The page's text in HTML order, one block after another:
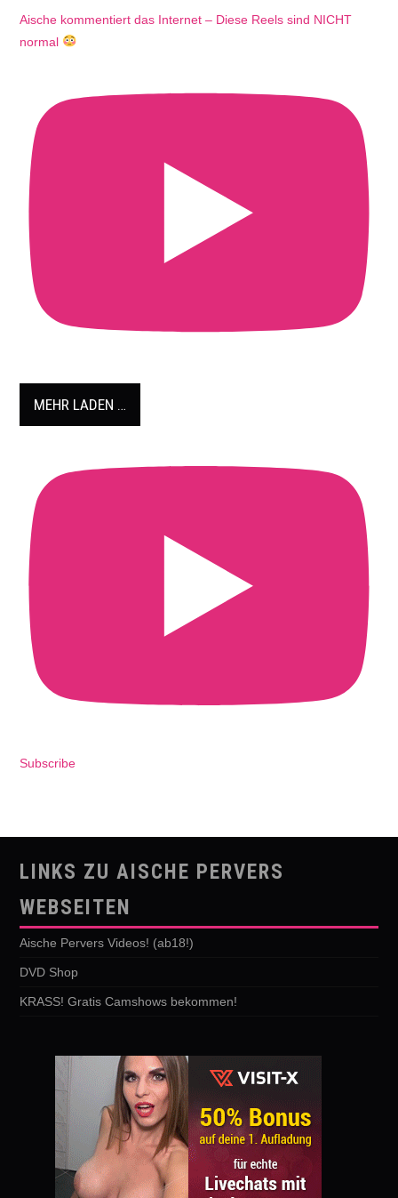
Aische kommentiert das Internet – Diese Reels sind NICHT
normal
MEHR LADEN …
Subscribe
LINKS ZU AISCHE PERVERS
WEBSEITEN
Aische Pervers Videos! (ab18!)
DVD Shop
KRASS! Gratis Camshows bekommen!